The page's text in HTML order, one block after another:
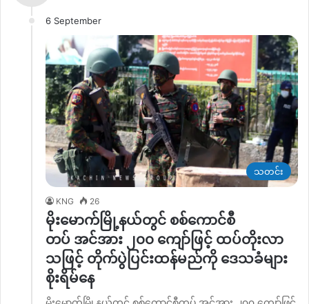
6 September
သတင်း
KNG 26
မိုးမောက်မြို့နယ်တွင် စစ်ကောင်စီ
တပ် အင်အား ၂၀၀ ကျော်ဖြင့် ထပ်တိုးလာ
သဖြင့် တိုက်ပွဲပြင်းထန်မည်ကို ဒေသခံများ
စိုးရိမ်နေ